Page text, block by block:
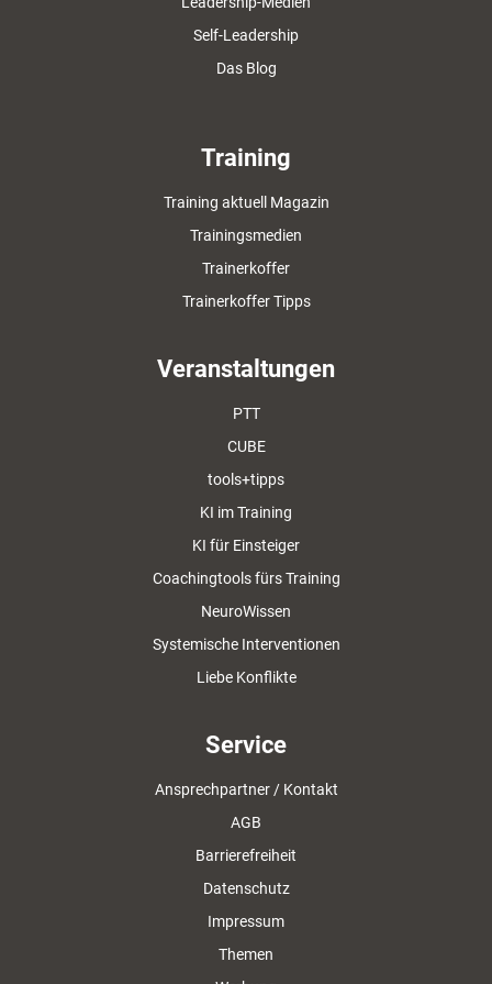
Self-Leadership
Das Blog
Training
Training aktuell Magazin
Trainingsmedien
Trainerkoffer
Trainerkoffer Tipps
Veranstaltungen
PTT
CUBE
tools+tipps
KI im Training
KI für Einsteiger
Coachingtools fürs Training
NeuroWissen
Systemische Interventionen
Liebe Konflikte
Service
Ansprechpartner / Kontakt
AGB
Barrierefreiheit
Datenschutz
Impressum
Themen